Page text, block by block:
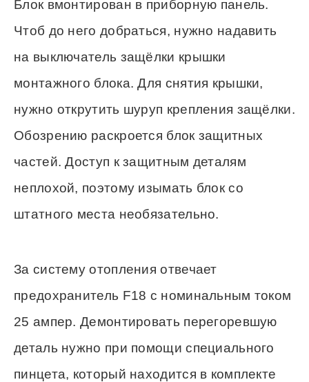
Блок вмонтирован в приборную панель.
Чтоб до него добраться, нужно надавить
на выключатель защёлки крышки
монтажного блока. Для снятия крышки,
нужно открутить шуруп крепления защёлки.
Обозрению раскроется блок защитных
частей. Доступ к защитным деталям
неплохой, поэтому изымать блок со
штатного места необязательно.
За систему отопления отвечает
предохранитель F18 с номинальным током
25 ампер. Демонтировать перегоревшую
деталь нужно при помощи специального
пинцета, который находится в комплекте